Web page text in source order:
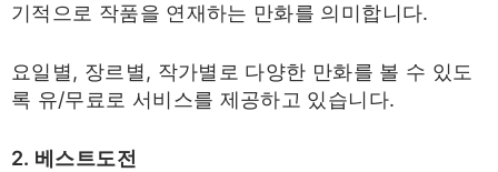
기적으로 작품을 연재하는 만화를 의미합니다.
요일별, 장르별, 작가별로 다양한 만화를 볼 수 있도
록 유/무료로 서비스를 제공하고 있습니다.
2. 베스트도전